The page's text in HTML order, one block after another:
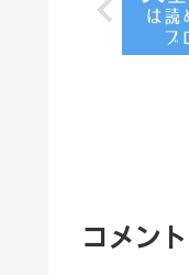
コメント